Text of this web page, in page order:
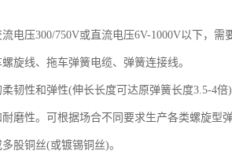
电压300/750V或直流电压6V-1000V以下，
旋线、拖车弹簧电缆、弹簧连接线。
韧性和弹性(伸长长度可达原弹簧长度3.5-4倍)
磨性。可根据场合不同要求生产各类螺旋型弹
股铜丝(或镀锡铜丝)。